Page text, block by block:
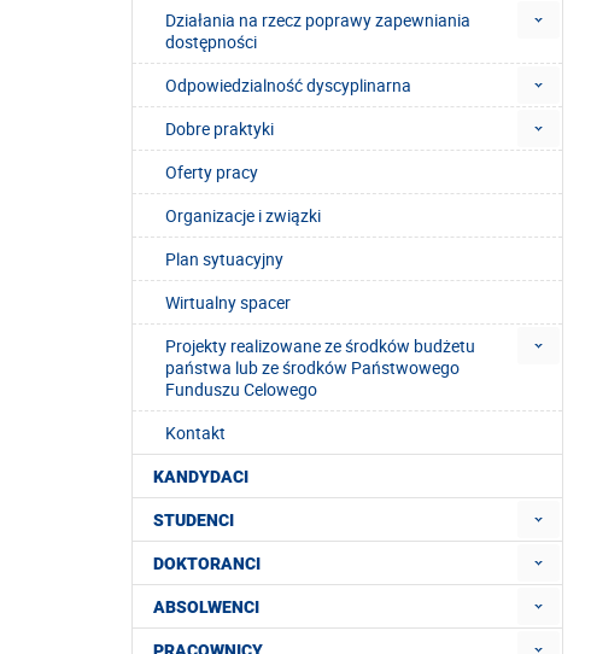
Działania na rzecz poprawy zapewniania
dostępności
Odpowiedzialność dyscyplinarna
Dobre praktyki
Oferty pracy
Organizacje i związki
Plan sytuacyjny
Wirtualny spacer
Projekty realizowane ze środków budżetu
państwa lub ze środków Państwowego
Funduszu Celowego
Kontakt
KANDYDACI
STUDENCI
DOKTORANCI
ABSOLWENCI